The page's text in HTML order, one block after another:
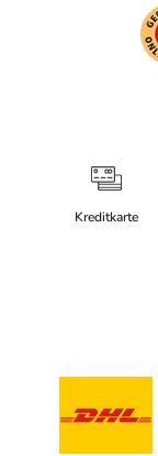
Kreditkarte